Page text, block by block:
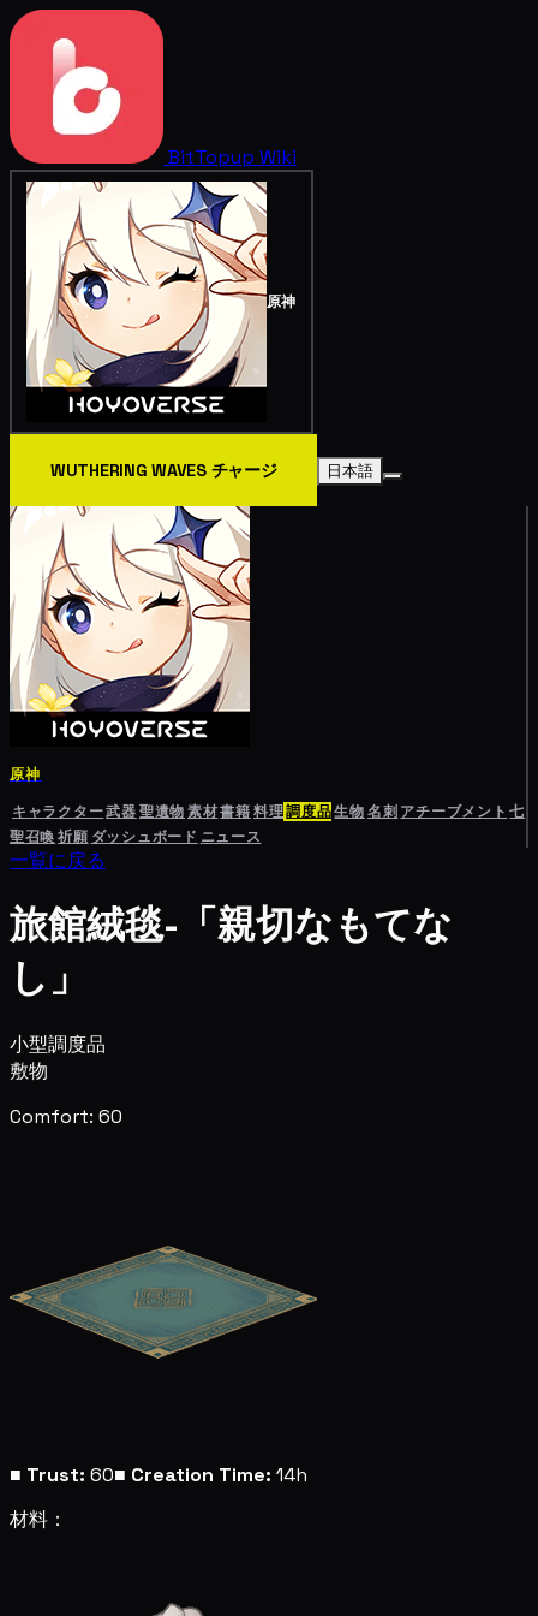
BitTopup Wiki
原神
WUTHERING WAVES チャージ 日本語
原神
キャラクター武器聖遺物素材書籍料理調度品生物名刺 アチーブメント 七
聖召喚祈願 ダッシュボード ニュース
一覧に戻る
旅館絨毯-「親切なもてな
し」
小型調度品
敷物
Comfort: 60
■ Trust: 60■ Creation Time: 14h
材料：